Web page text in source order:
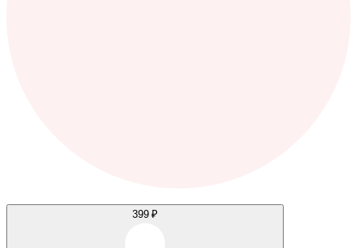
399 ₽